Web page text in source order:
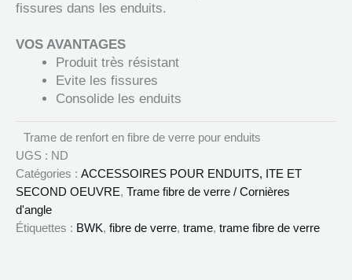
fissures dans les enduits.
VOS AVANTAGES
Produit très résistant
Evite les fissures
Consolide les enduits
Trame de renfort en fibre de verre pour enduits
UGS : ND
Catégories : ACCESSOIRES POUR ENDUITS, ITE ET
SECOND OEUVRE, Trame fibre de verre / Cornières
d'angle
Étiquettes : BWK, fibre de verre, trame, trame fibre de verre